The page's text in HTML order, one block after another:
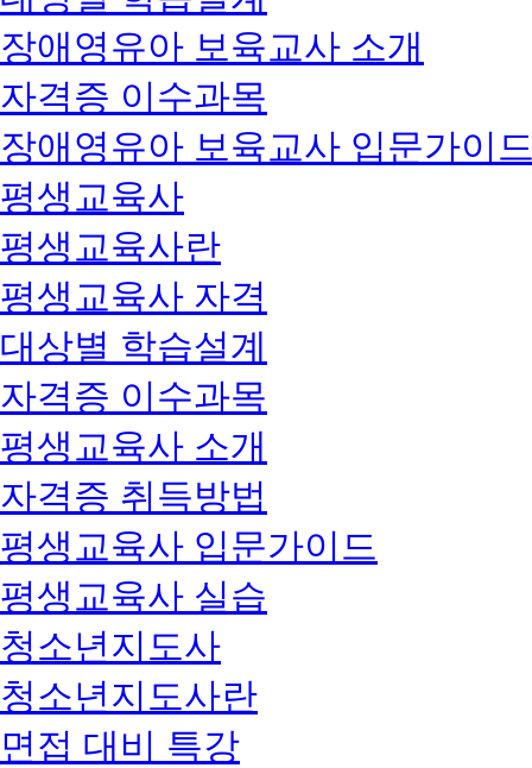
장애영유아 보육교사 소개
자격증 이수과목
장애영유아 보육교사 입문가이
평생교육사
평생교육사란
평생교육사 자격
대상별 학습설계
자격증 이수과목
평생교육사 소개
자격증 취득방법
평생교육사 입문가이드
평생교육사 실습
청소년지도사
청소년지도사란
면접 대비 특강